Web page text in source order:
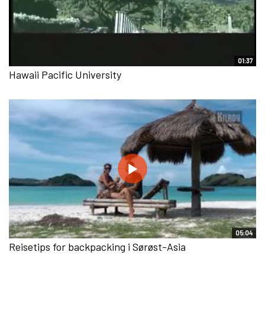
01:37
Hawaii Pacific University
05:04
Reisetips for backpacking i Sørøst-Asia